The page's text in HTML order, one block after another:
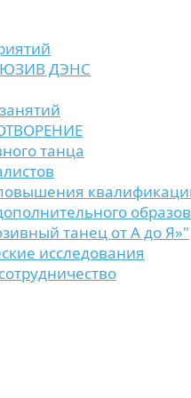
ДЭНС
танца
танец от А до Я»"
исследования